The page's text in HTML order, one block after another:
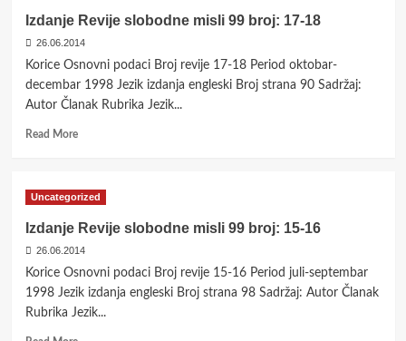
misli
99
broj:
19-
Izdanje Revije slobodne misli 99 broj: 17-18
26.06.2014
Korice Osnovni podaci Broj revije 17-18 Period oktobar-
decembar 1998 Jezik izdanja engleski Broj strana 90 Sadržaj:
Autor Članak Rubrika Jezik...
Read MoreRead
Revije
misli
99
broj:
17-
Uncategorized
Izdanje Revije slobodne misli 99 broj: 15-16
26.06.2014
Korice Osnovni podaci Broj revije 15-16 Period juli-septembar
1998 Jezik izdanja engleski Broj strana 98 Sadržaj: Autor Članak
Rubrika Jezik...